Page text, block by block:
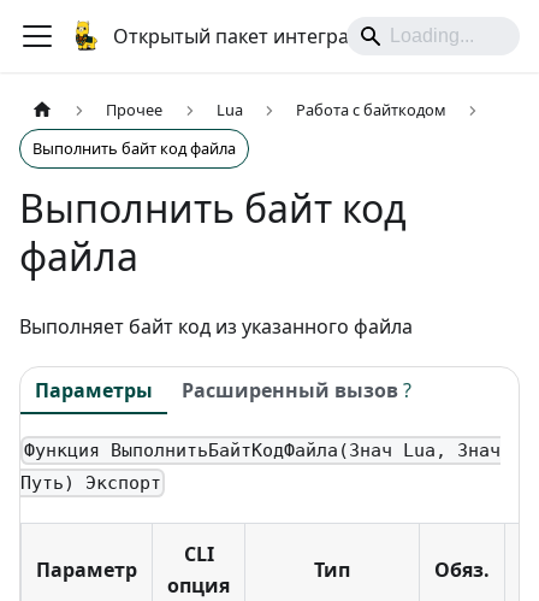
Открытый пакет интеграций
Прочее Lua
Работа с байткодом
Выполнить байт код файла
Выполнить байт код
файла
Выполняет байт код из указанного файла
Параметры Расширенный вызов?
Функция ВыполнитьБайтКодФайла(Знач Lua, Знач
Путь) Экспорт
Параметр
CLI
опция
Тип Обяз.